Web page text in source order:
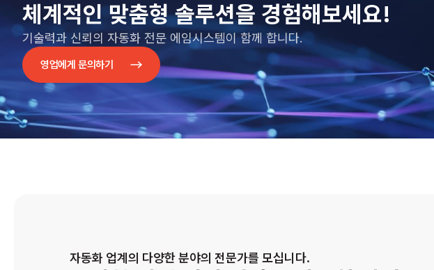
체계적인 맞춤형 솔루션을 경험해보세요!
기술력과 신뢰의 자동화 전문 에임시스템이 함께 합니다.
영업에게 문의하기
자동화 업계의 다양한 분야의 전문가를 모십니다.